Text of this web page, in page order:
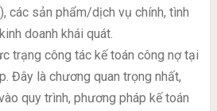
các sản phẩm/dịch vụ chính, tình
doanh khái quát.
trạng công tác kế toán công nợ tại
Đây là chương quan trọng nhất,
quy trình, phương pháp kế toán